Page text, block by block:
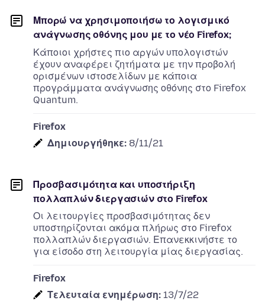
Μπορώ να χρησιμοποιήσω το λογισμικό
ανάγνωσης οθόνης μου με το νέο Firefox;
Κάποιοι χρήστες πιο αργών υπολογιστών
έχουν αναφέρει ζητήματα με την προβολή
ορισμένων ιστοσελίδων με κάποια
προγράμματα ανάγνωσης οθόνης στο Firefox
Quantum.
Firefox
Δημιουργήθηκε: 8/11/21
Προσβασιμότητα και υποστήριξη
πολλαπλών διεργασιών στο Firefox
Οι λειτουργίες προσβασιμότητας δεν
υποστηρίζονται ακόμα πλήρως στο Firefox
πολλαπλών διεργασιών. Επανεκκινήστε το
για είσοδο στη λειτουργία μίας διεργασίας.
Firefox
Τελευταία ενημέρωση: 13/7/22